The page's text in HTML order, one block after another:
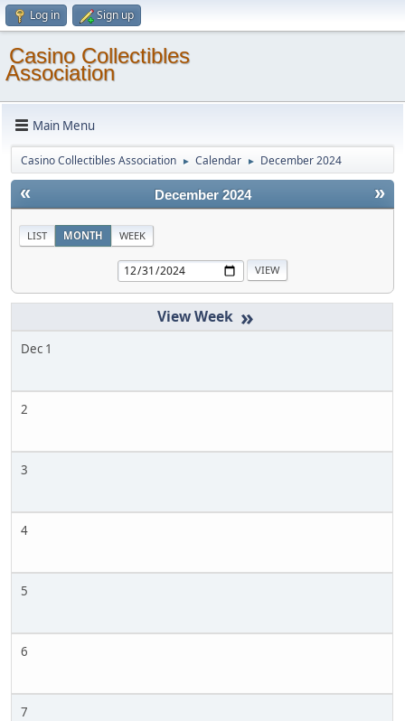
Log in Sign up
Casino Collectibles
Association
Main Menu
Casino Collectibles Association ► Calendar ► December 2024
« »
December 2024
LIST MONTH WEEK
»
Dec 1
2
3
4
5
6
7